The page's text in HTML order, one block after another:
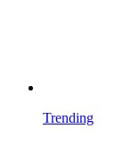
Trending